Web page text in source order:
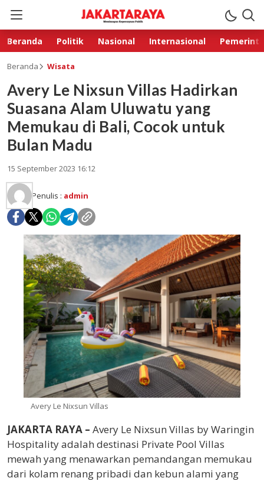
Beranda Politik Nasional Internasional
Beranda Wisata
Avery Le Nixsun Villas Hadirkan
Suasana Alam Uluwatu yang
Memukau di Bali, Cocok untuk
Bulan Madu
15 September 2023 16:12
Penulis : admin
Avery Le Nixsun Villas
JAKARTA RAYA – Avery Le Nixsun Villas by Waringin
Hospitality adalah destinasi Private Pool Villas
mewah yang menawarkan pemandangan memukau
dari kolam renang pribadi dan kebun alami yang